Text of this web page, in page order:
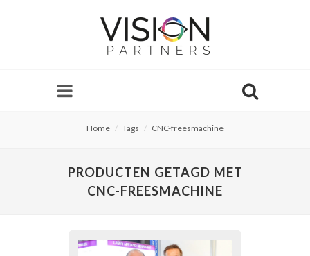
Home Tags CNC-freesmachine
PRODUCTEN GETAGD MET
CNC-FREESMACHINE